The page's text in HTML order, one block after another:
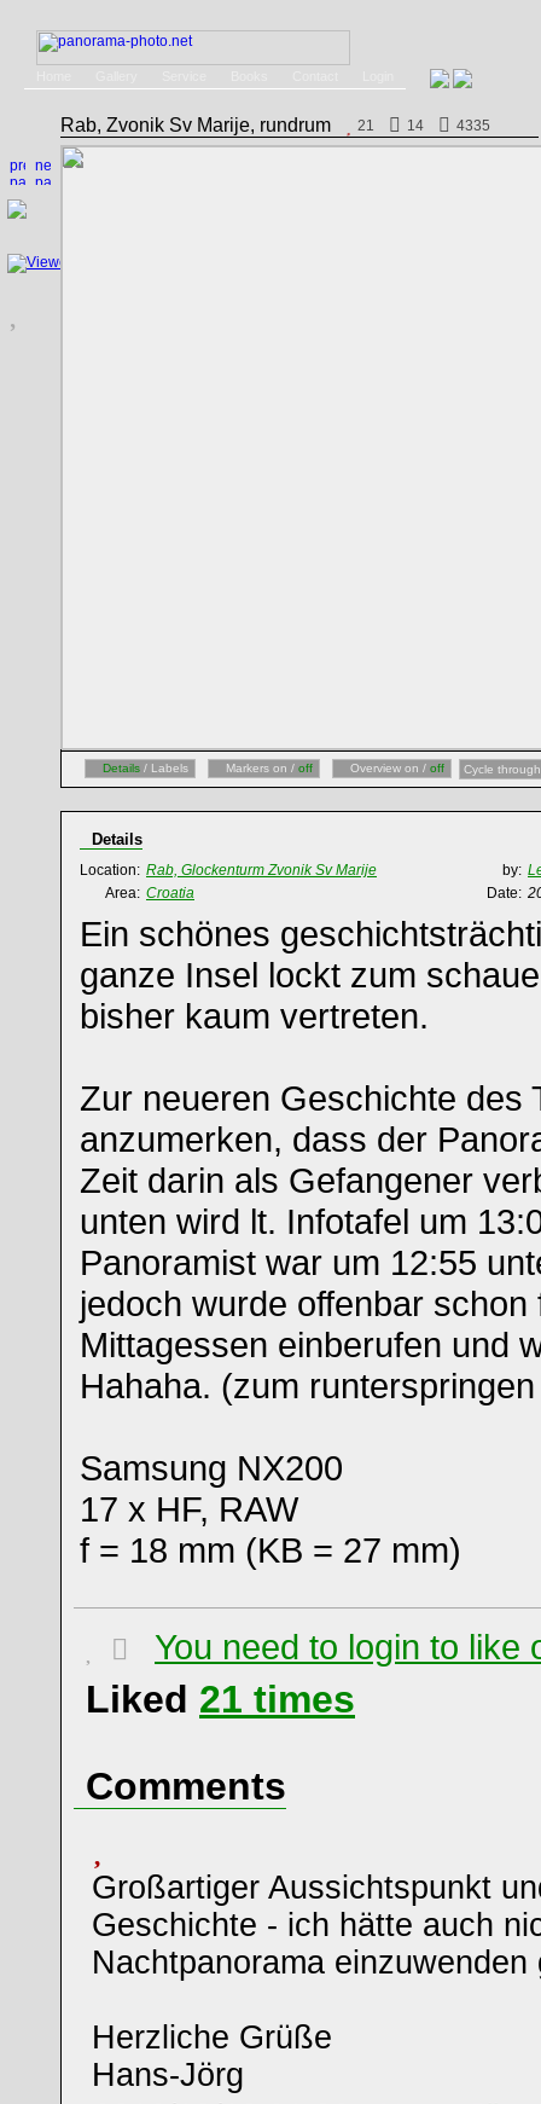
Rab, Zvonik Sv Marije, rundrum 21 14 4335
Details / Labels Markers on / off Overview on / off Cycle
Details
Location: Rab, Glockenturm Zvonik Sv Marije by:
Area: Croatia Date:
Ein schönes
ganze Insel lockt zum
bisher kaum vertreten.
Zur neueren Geschichte des
anzumerken, dass der
Zeit darin als Gefangener
unten wird lt. Infotafel um
Panoramist war um 12:55
jedoch wurde offenbar
Mittagessen einberufen und
Hahaha. (zum
Samsung NX200
17 x HF, RAW
f = 18 mm (KB = 27 mm)
You need to login to like
Liked 21 times
Comments
Großartiger Aussichtspunkt
Geschichte - ich hätte auch
Nachtpanorama
Herzliche Grüße
Hans-Jörg